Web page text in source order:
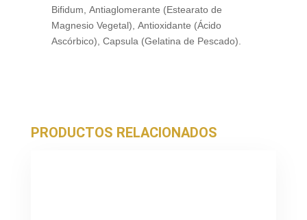
Bifidum, Antiaglomerante (Estearato de
Magnesio Vegetal), Antioxidante (Ácido
Ascórbico), Capsula (Gelatina de Pescado).
PRODUCTOS RELACIONADOS